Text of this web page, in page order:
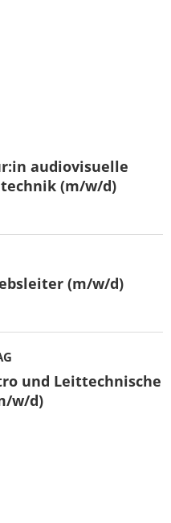
audiovisuelle
(m/w/d)
(m/w/d)
und Leittechnische
w/d)